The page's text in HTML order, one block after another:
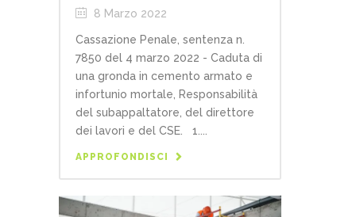
8 Marzo 2022
Cassazione Penale, sentenza n.
7850 del 4 marzo 2022 - Caduta di
una gronda in cemento armato e
infortunio mortale, Responsabilità
del subappaltatore, del direttore
dei lavori e del CSE. 1....
APPROFONDISCI